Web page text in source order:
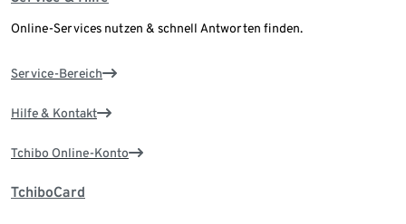
Online-Services nutzen & schnell Antworten finden.
Service-Bereich
Hilfe & Kontakt
Tchibo Online-Konto
TchiboCard